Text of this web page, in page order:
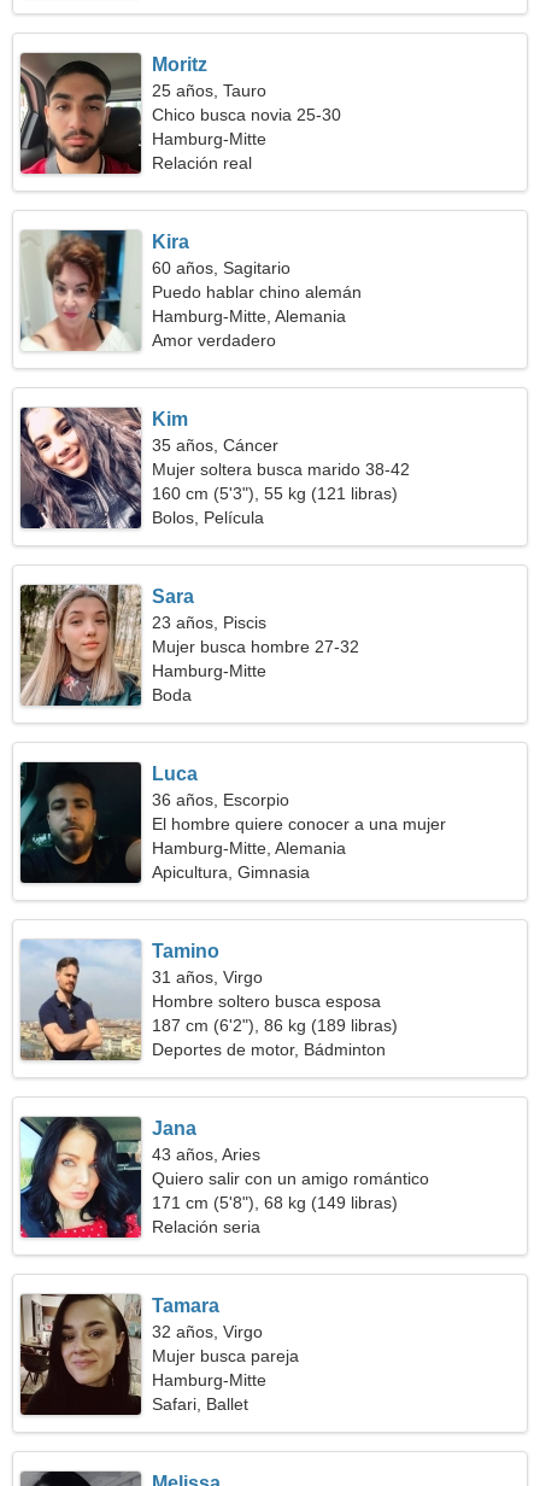
Moritz
25 años, Tauro
Chico busca novia 25-30
Hamburg-Mitte
Relación real
Kira
60 años, Sagitario
Puedo hablar chino alemán
Hamburg-Mitte, Alemania
Amor verdadero
Kim
35 años, Cáncer
Mujer soltera busca marido 38-42
160 cm (5'3"), 55 kg (121 libras)
Bolos, Película
Sara
23 años, Piscis
Mujer busca hombre 27-32
Hamburg-Mitte
Boda
Luca
36 años, Escorpio
El hombre quiere conocer a una mujer
Hamburg-Mitte, Alemania
Apicultura, Gimnasia
Tamino
31 años, Virgo
Hombre soltero busca esposa
187 cm (6'2"), 86 kg (189 libras)
Deportes de motor, Bádminton
Jana
43 años, Aries
Quiero salir con un amigo romántico
171 cm (5'8"), 68 kg (149 libras)
Relación seria
Tamara
32 años, Virgo
Mujer busca pareja
Hamburg-Mitte
Safari, Ballet